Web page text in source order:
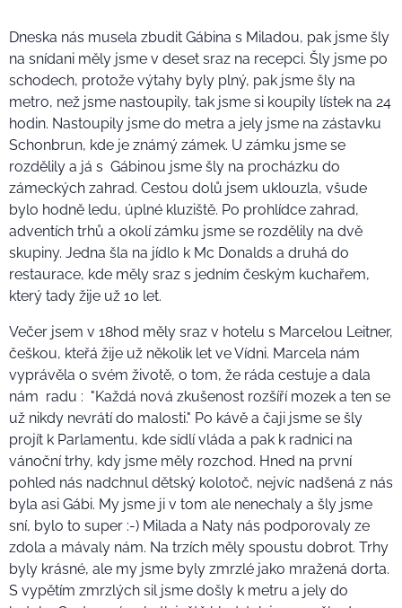
Dneska nás musela zbudit Gábina s Miladou, pak jsme šly
na snídani měly jsme v deset sraz na recepci. Šly jsme po
schodech, protože výtahy byly plný, pak jsme šly na
metro, než jsme nastoupily, tak jsme si koupily lístek na 24
hodin. Nastoupily jsme do metra a jely jsme na zástavku
Schonbrun, kde je známý zámek. U zámku jsme se
rozdělily a já s Gábinou jsme šly na procházku do
zámeckých zahrad. Cestou dolů jsem uklouzla, všude
bylo hodně ledu, úplné kluziště. Po prohlídce zahrad,
adventích trhů a okolí zámku jsme se rozdělily na dvě
skupiny. Jedna šla na jídlo k Mc Donalds a druhá do
restaurace, kde měly sraz s jedním českým kuchařem,
který tady žije už 10 let.
Večer jsem v 18hod měly sraz v hotelu s Marcelou Leitner,
češkou, kteřá žije už několik let ve Vídni. Marcela nám
vyprávěla o svém životě, o tom, že ráda cestuje a dala
nám radu : "Každá nová zkušenost rozšíří mozek a ten se
už nikdy nevrátí do malosti." Po kávě a čaji jsme se šly
projít k Parlamentu, kde sídlí vláda a pak k radnici na
vánoční trhy, kdy jsme měly rozchod. Hned na první
pohled nás nadchnul dětský kolotoč, nejvíc nadšená z nás
byla asi Gábi. My jsme ji v tom ale nenechaly a šly jsme
sní, bylo to super :-) Milada a Naty nás podporovaly ze
zdola a mávaly nám. Na trzích měly spoustu dobrot. Trhy
byly krásné, ale my jsme byly zmrzlé jako mražená dorta.
S vypětím zmrzlých sil jsme došly k metru a jely do